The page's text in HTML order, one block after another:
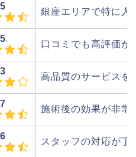
銀座エリアで特に人
口コミでも高評価が
高品質のサービスを
施術後の効果が非常
スタッフの対応が丁